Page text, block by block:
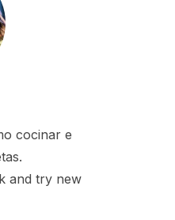
cocinar e
and try new